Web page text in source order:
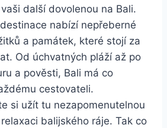
další dovolenou na Bali.
nabízí nepřeberné
a památek, které stojí za
Od úchvatných pláží až po
a pověsti, Bali má co
cestovateli.
si užít tu nezapomenutelnou
balijského ráje. Tak co